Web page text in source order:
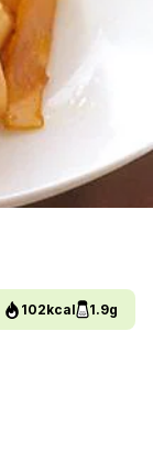
102kcal 1.9g